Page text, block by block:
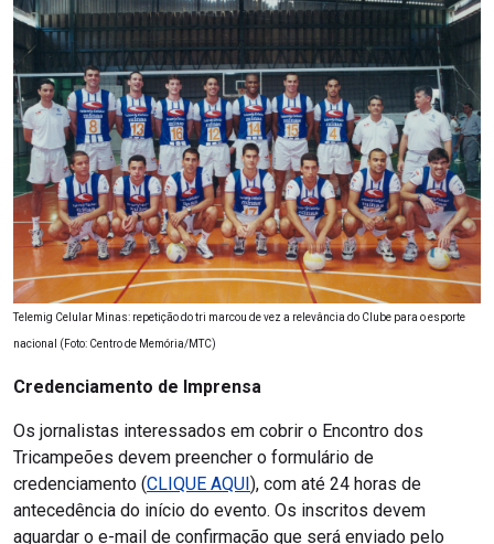
Telemig Celular Minas: repetição do tri marcou de vez a relevância do Clube para o esporte
nacional (Foto: Centro de Memória/MTC)
Credenciamento de Imprensa
Os jornalistas interessados em cobrir o Encontro dos
Tricampeões devem preencher o formulário de
credenciamento (CLIQUE AQUI), com até 24 horas de
antecedência do início do evento. Os inscritos devem
aguardar o e-mail de confirmação que será enviado pelo